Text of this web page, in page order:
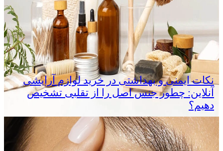
نکات ایمنی و بهداشتی در خرید لوازم آرایشی
آنلاین: چطور جنس اصل را از تقلبی تشخیص
دهیم؟